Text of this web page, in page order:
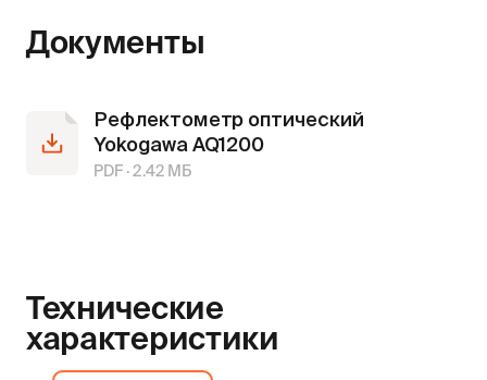
Документы
Рефлектометр оптический
Yokogawa AQ1200
PDF ·2.42МБ
Технические
характеристики